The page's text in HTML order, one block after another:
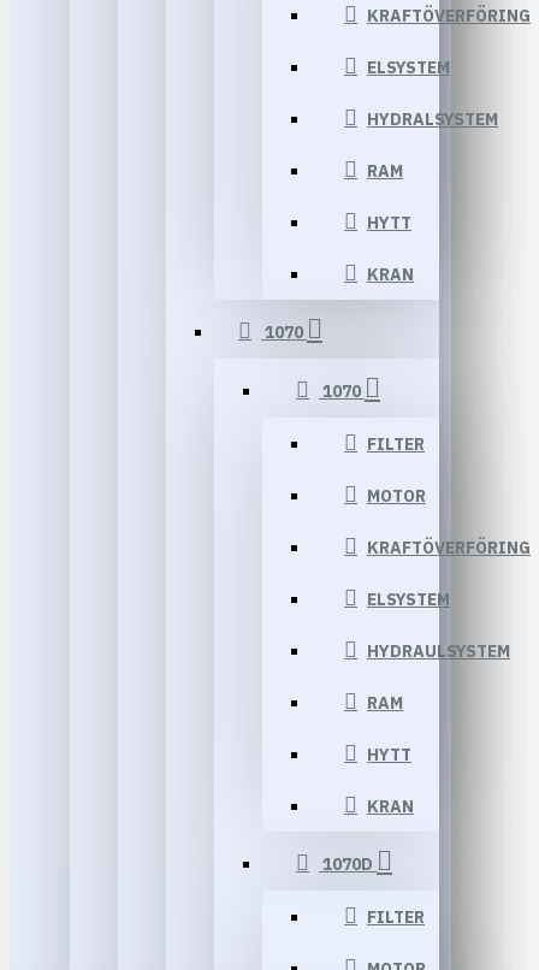
KRAFTÖVERFÖRING
ELSYSTEM
HYDRALSYSTEM
RAM
HYTT
KRAN
1070
1070
FILTER
MOTOR
KRAFTÖVERFÖRING
ELSYSTEM
HYDRAULSYSTEM
RAM
HYTT
KRAN
1070D
FILTER